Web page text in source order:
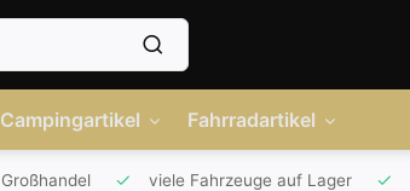
Campingartikel Fahrradartikel
Großhandel viele Fahrzeuge auf Lager